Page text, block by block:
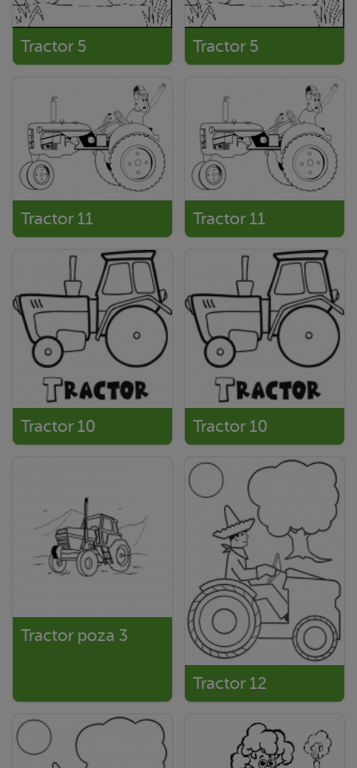
Tractor 5 Tractor 5
Tractor 11 Tractor 11
Tractor 10 Tractor 10
Tractor poza 3
Tractor 12